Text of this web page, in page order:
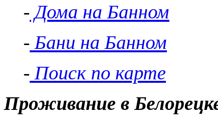
- Дома на Банном
- Бани на Банном
- Поиск по карте
Проживание в